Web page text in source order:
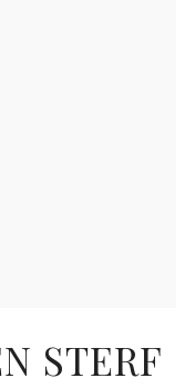
STERF